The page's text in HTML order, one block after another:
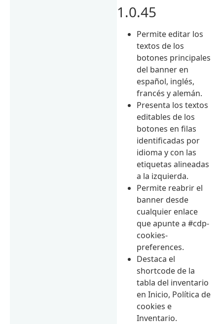
1.0.45
Permite editar los
textos de los
botones principales
del banner en
español, inglés,
francés y alemán.
Presenta los textos
editables de los
botones en filas
identificadas por
idioma y con las
etiquetas alineadas
a la izquierda.
Permite reabrir el
banner desde
cualquier enlace
que apunte a #cdp-
cookies-
preferences.
Destaca el
shortcode de la
tabla del inventario
en Inicio, Política de
cookies e
Inventario.